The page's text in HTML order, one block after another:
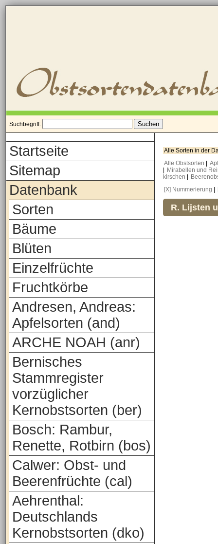
Suchbegriff:
Startseite
Sitemap
Datenbank
Sorten
Bäume
Blüten
Einzelfrüchte
Fruchtkörbe
Andresen, Andreas:
Apfelsorten (and)
ARCHE NOAH (anr)
Bernisches
Stammregister
vorzüglicher
Kernobstsorten (ber)
Bosch: Rambur,
Renette, Rotbirn (bos)
Calwer: Obst- und
Beerenfrüchte (cal)
Aehrenthal:
Deutschlands
Kernobstsorten (dko)
Alle Sorten in der
Alle Obstsorten
Mirabellen und
kirschen
[X] Nummerierung
R. Lijsten